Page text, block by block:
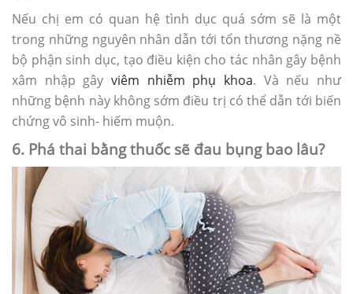
Nếu chị em có quan hệ tình dục quá sớm sẽ là một
trong những nguyên nhân dẫn tới tổn thương nặng nề
bộ phận sinh dục, tạo điều kiện cho tác nhân gây bệnh
xâm nhập gây viêm nhiễm phụ khoa. Và nếu như
những bệnh này không sớm điều trị có thể dẫn tới biến
chứng vô sinh- hiếm muộn.
6. Phá thai bằng thuốc sẽ đau bụng bao lâu?